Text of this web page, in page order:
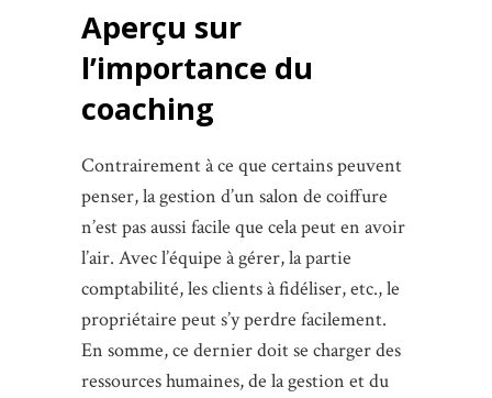
Aperçu sur
l’importance du
coaching
Contrairement à ce que certains peuvent
penser, la gestion d’un salon de coiffure
n’est pas aussi facile que cela peut en avoir
l’air. Avec l’équipe à gérer, la partie
comptabilité, les clients à fidéliser, etc., le
propriétaire peut s’y perdre facilement.
En somme, ce dernier doit se charger des
ressources humaines, de la gestion et du